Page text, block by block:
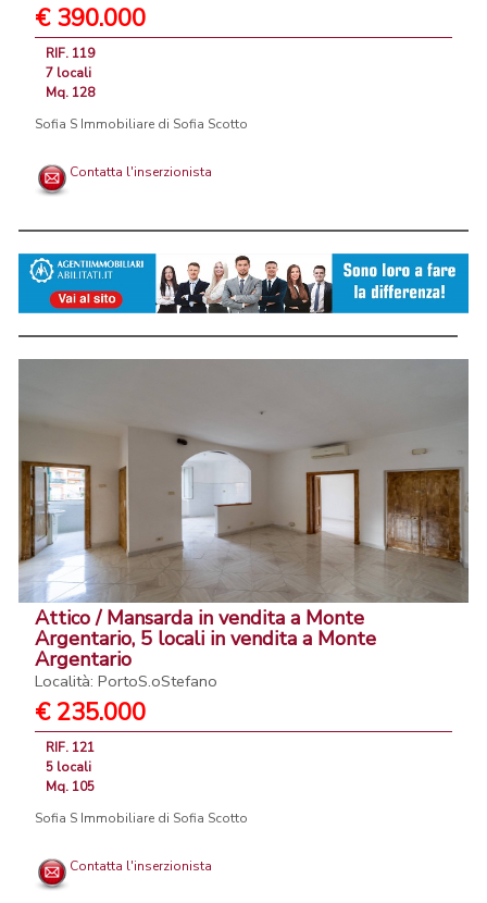
€ 390.000
RIF. 119
7 locali
Mq. 128
Sofia S Immobiliare di Sofia Scotto
Contatta l'inserzionista
Attico / Mansarda in vendita a Monte
Argentario, 5 locali in vendita a Monte
Argentario
Località: PortoS.oStefano
€ 235.000
RIF. 121
5 locali
Mq. 105
Sofia S Immobiliare di Sofia Scotto
Contatta l'inserzionista